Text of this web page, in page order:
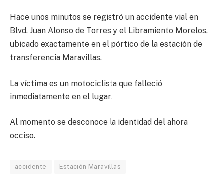
Hace unos minutos se registró un accidente vial en
Blvd. Juan Alonso de Torres y el Libramiento Morelos,
ubicado exactamente en el pórtico de la estación de
transferencia Maravillas.
La víctima es un motociclista que falleció
inmediatamente en el lugar.
Al momento se desconoce la identidad del ahora
occiso.
accidente Estación Maravillas